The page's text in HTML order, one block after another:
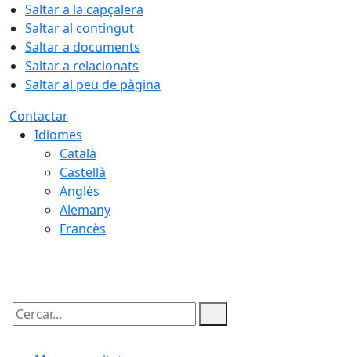
Saltar a la capçalera
Saltar al contingut
Saltar a documents
Saltar a relacionats
Saltar al peu de pàgina
Contactar
Idiomes
Català
Castellà
Anglès
Alemany
Francès
Cercar: